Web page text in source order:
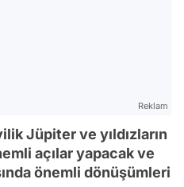
Reklam
Jüpiter ve yıldızların
açılar yapacak ve
önemli dönüşümleri